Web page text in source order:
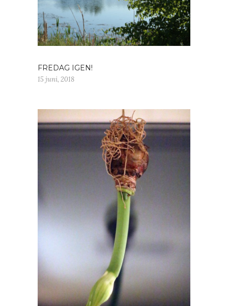
FREDAG IGEN!
15 juni, 2018